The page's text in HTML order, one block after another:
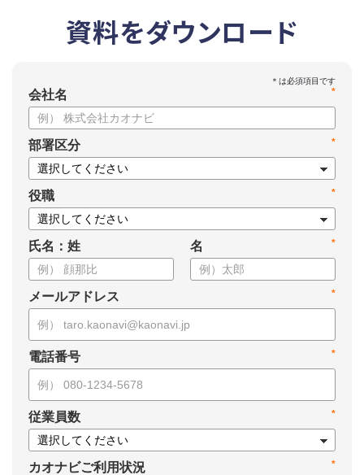
資料をダウンロード
*
会社名
*
部署区分
*
役職
氏名：姓 *
名
*
メールアドレス
*
電話番号
*
従業員数
*
カオナビご利用状況